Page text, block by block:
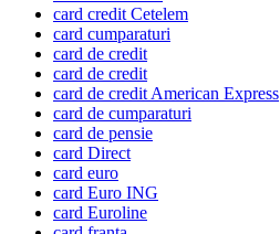
card credit Cetelem
card cumparaturi
card de credit
card de credit
card de credit American Express
card de cumparaturi
card de pensie
card Direct
card euro
card Euro ING
card Euroline